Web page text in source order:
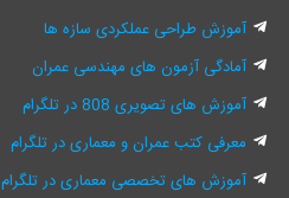
آموزش طراحی عملکردی سازه ها
آمادگی آزمون های مهندسی عمران
آموزش های تصویری 808 در تلگرام
معرفی کتب عمران و معماری در تلگرام
آموزش های تخصصی معماری در تلگرام